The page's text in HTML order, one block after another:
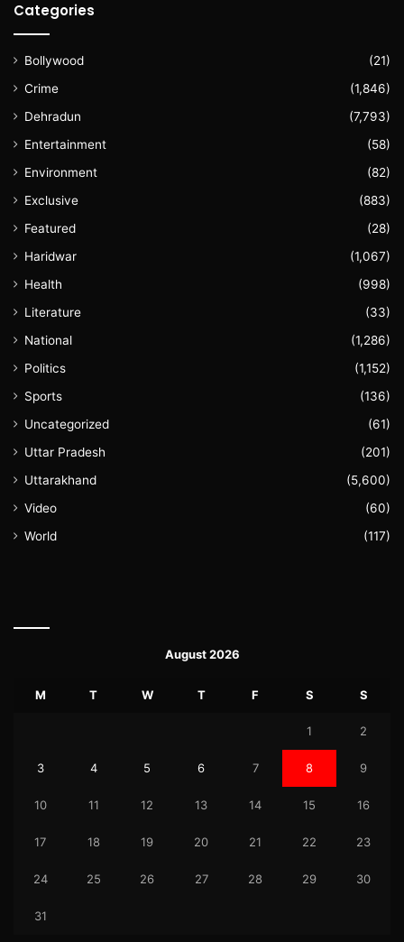
Categories
Bollywood
(21)
Crime
(1,846)
Dehradun
(7,793)
Entertainment
(58)
Environment
(82)
Exclusive
(883)
Featured
(28)
Haridwar
(1,067)
Health
(998)
Literature
(33)
National
(1,286)
Politics
(1,152)
Sports
(136)
Uncategorized
(61)
Uttar Pradesh
(201)
Uttarakhand
(5,600)
Video
(60)
World
(117)
August 2026
M T W T F S S
1 2
3 4 5 6 7 8 9
10 11 12 13 14 15 16
17 18 19 20 21 22 23
24 25 26 27 28 29 30
31